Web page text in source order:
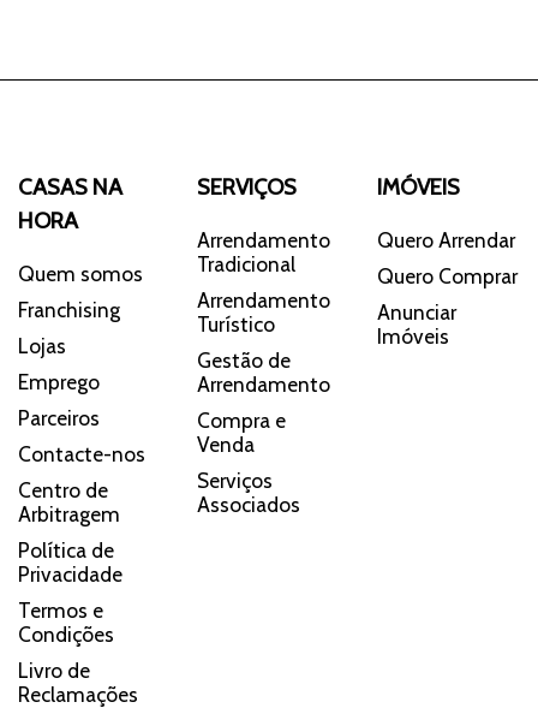
CASAS NA
HORA
Quem somos
Franchising
Lojas
Emprego
Parceiros
Contacte-nos
Centro de
Arbitragem
Política de
Privacidade
Termos e
Condições
Livro de
Reclamações
SERVIÇOS
Arrendamento
Tradicional
Arrendamento
Turístico
Gestão de
Arrendamento
Compra e
Venda
Serviços
Associados
IMÓVEIS
Quero Arrendar
Quero Comprar
Anunciar
Imóveis